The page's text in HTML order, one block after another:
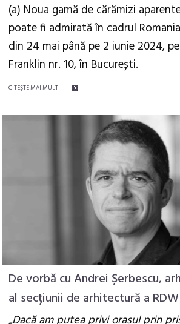
(a) Noua gamă de cărămizi
poate fi admirată în cadrul
din 24 mai până pe 2 iunie 2024,
Franklin nr. 10, în București.
CITEŞTE MAI MULT
De vorbă cu Andrei Șerbescu,
al secțiunii de arhitectură a RDW
„Dacă am putea privi orașul prin